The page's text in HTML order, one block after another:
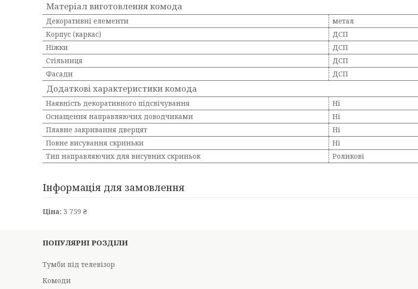
Матеріал виготовлення комода
Декоративні елементи
метал
Корпус (каркас)
ДСП
Ніжки
ДСП
Стільниця
ДСП
Фасади
ДСП
Додаткові характеристики комода
Наявність декоративного підсвічування
Ні
Оснащення направляючих доводчиками
Ні
Плавне закривання дверцят
Ні
Повне висування скриньки
Ні
Тип направляючих для висувних скриньок
Роликові
Інформація для замовлення
Ціна: 3 759 ₴
ПОПУЛЯРНІ РОЗДІЛИ
Тумби під телевізор
Комоди